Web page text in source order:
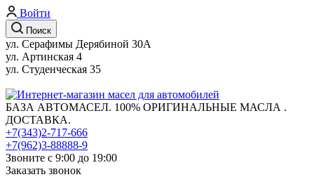
Войти
Поиск
ул. Серафимы Дерябиной 30А
ул. Артинская 4
ул. Студенческая 35
БАЗА АВТОМАСЕЛ. 100% ОРИГИНАЛЬНЫЕ МАСЛА .
ДОСТАВКА.
+7(343)2-717-666
+7(962)3-88888-9
Звоните с 9:00 до 19:00
Заказать звонок